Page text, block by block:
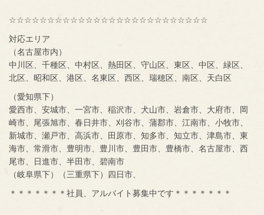
☆☆☆☆☆☆☆☆☆☆☆☆☆☆☆☆☆☆☆☆☆☆☆☆☆☆
対応エリア
（名古屋市内）
中川区、千種区、中村区、熱田区、守山区、東区、中区、緑区、
北区、昭和区、港区、名東区、西区、瑞穂区、南区、天白区
（愛知県下）
愛西市、安城市、一宮市、稲沢市、犬山市、岩倉市、大府市、岡
崎市、尾張旭市、春日井市、刈谷市、蒲郡市、江南市、小牧市、
新城市、瀬戸市、高浜市、田原市、知多市、知立市、津島市、東
海市、常滑市、豊明市、豊川市、豊田市、豊橋市、名古屋市、西
尾市、日進市、半田市、碧南市
（岐阜県下）（三重県下）四日市、
＊＊＊＊＊＊＊社員、アルバイト募集中です＊＊＊＊＊＊＊